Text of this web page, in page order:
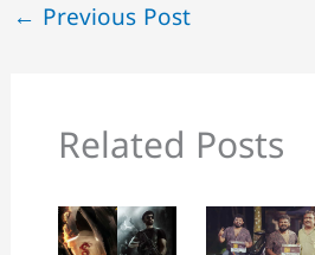
← Previous Post
Related Posts